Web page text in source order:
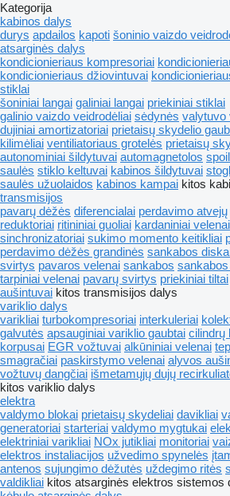
Kategorija
kabinos dalys
durys apdailos kapoti šoninio vaizdo
atsarginės dalys
kondicionieriaus kompresoriai
kondicionieriaus džiovintuvai
stiklai
šoniniai langai galiniai langai priekiniai stiklai
galinio vaizdo veidrodėliai sėdynės valytuvo
dujiniai amortizatoriai prietaisų skydelio
kilimėliai ventiliatoriaus grotelės prietaisų
autonominiai šildytuvai automagnetolos
saulės stiklo keltuvai kabinos šildytuvai
saulės užuolaidos kabinos kampai kitos
transmisijos
pavarų dėžės diferencialai perdavimo atvejų
reduktoriai ritininiai guoliai kardaniniai velenai
sinchronizatoriai sukimo momento keitikliai
perdavimo dėžės grandinės sankabos
svirtys pavaros velenai sankabos
tarpiniai velenai pavarų svirtys priekiniai tiltai
aušintuvai kitos transmisijos dalys
variklio dalys
varikliai turbokompresoriai interkuleriai
galvutės apsauginiai variklio gaubtai cilindrų
korpusai EGR vožtuvai alkūniniai velenai
smagračiai paskirstymo velenai alyvos
vožtuvų dangčiai išmetamųjų dujų
kitos variklio dalys
elektra
valdymo blokai prietaisų skydeliai davikliai
generatoriai starteriai valdymo mygtukai
elektriniai varikliai NOx jutikliai monitoriai
elektros instaliacijos užvedimo spynelės
antenos sujungimo dėžutės uždegimo ritės
valdikliai kitos atsarginės elektros sistemos